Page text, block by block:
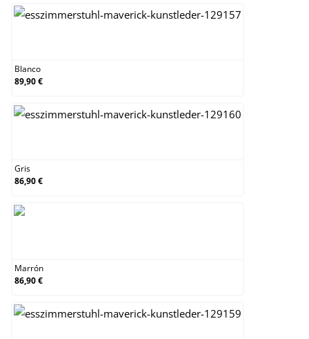
Blanco
89,90 €
Gris
86,90 €
Marrón
86,90 €